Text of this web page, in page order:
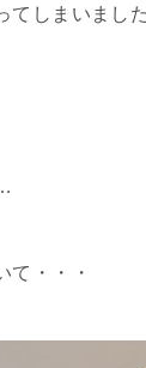
てしまいま
て・・・